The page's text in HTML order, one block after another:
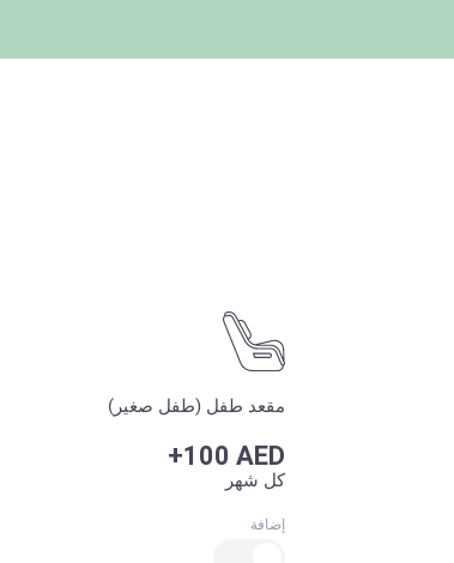
مقعد طفل (طفل صغير)
+100 AED
كل شهر
إضافة